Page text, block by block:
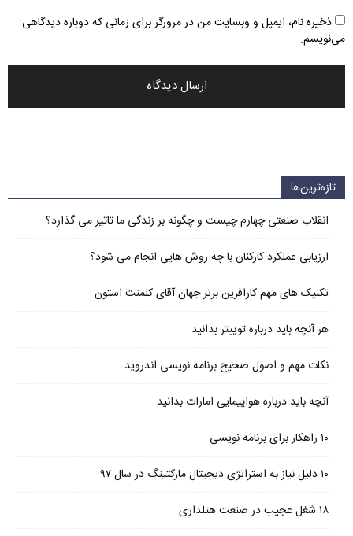
ذخیره نام، ایمیل و وبسایت من در مرورگر برای زمانی که دوباره دیدگاهی
می‌نویسم.
تازه‌ترین‌ها
انقلاب صنعتی چهارم چیست و چگونه بر زندگی ما تاثیر می گذارد؟
ارزیابی عملکرد کارکنان با چه روش هایی انجام می شود؟
تکنیک های مهم کارافرین برتر جهان آقای کلمنت استون
هر آنچه باید درباره توییتر بدانید
نکات مهم و اصول صحیح برنامه نویسی اندروید
آنچه باید درباره هواپیمایی امارات بدانید
۱۰ راهکار برای برنامه نویسی
۱۰ دلیل نیاز به استراتژی دیجیتال مارکتینگ در سال ۹۷
۱۸ شغل عجیب در صنعت هتلداری